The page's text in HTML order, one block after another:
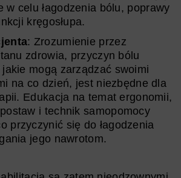
w celu łagodzenia bólu, poprawy
kręgosłupa.
: Zrozumienie przez
zdrowia, przyczyn bólu
mogą zarządzać swoimi
na co dzień, jest niezbędne dla
Edukacja na temat ergonomii,
i technik samopomocy
przyczynić się do łagodzenia
jego nawrotom.